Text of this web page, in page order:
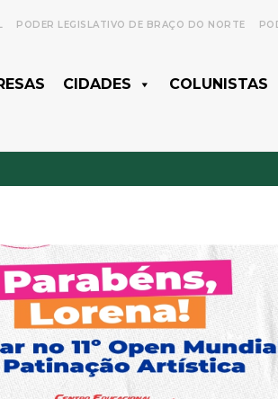
PODER LEGISLATIVO DE BRAÇO DO NORTE
CIDADES COLUNISTAS